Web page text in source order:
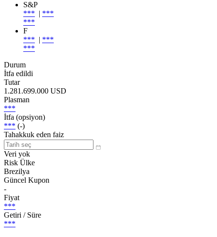
S&P
*** | ***
***
F
*** | ***
***
Durum
İtfa edildi
Tutar
1.281.699.000 USD
Plasman
***
İtfa (opsiyon)
*** (-)
Tahakkuk eden faiz
Veri yok
Risk Ülke
Brezilya
Güncel Kupon
-
Fiyat
***
Getiri / Süre
***